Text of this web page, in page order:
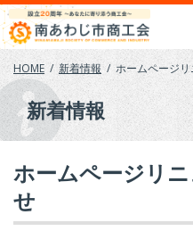
Skip
to
content
HOME 新着情報 ホームページ
新着情報
ホームページリ
せ